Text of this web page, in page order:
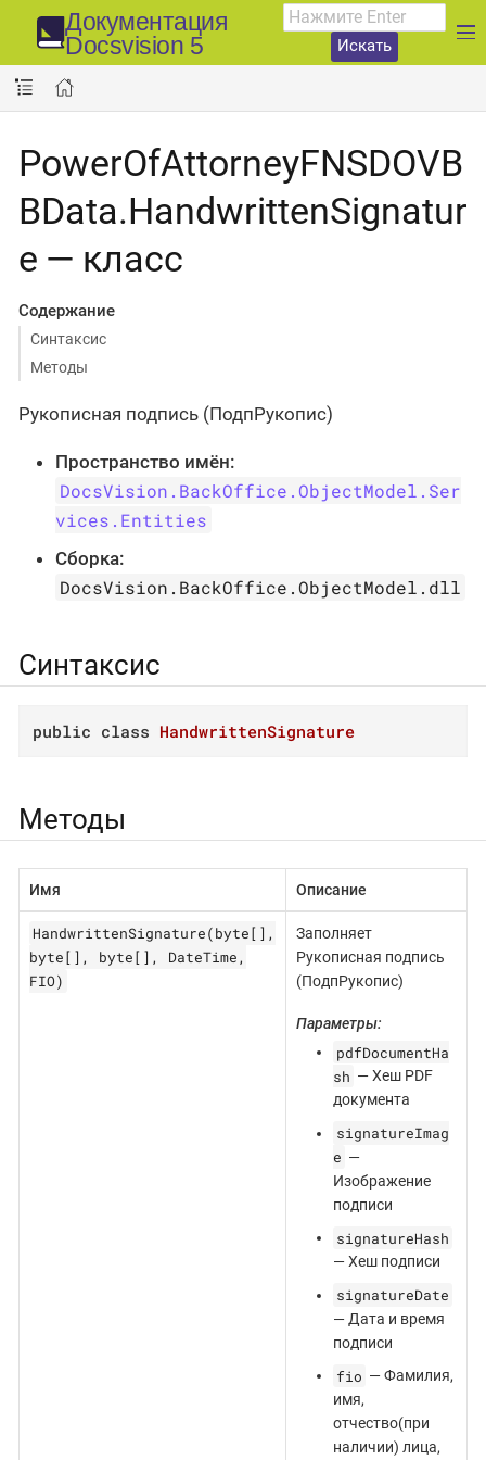
Документация
Docsvision 5
Искать
PowerOfAttorneyFNSDOVB
BData.HandwrittenSignatur
e — класс
Содержание
Синтаксис
Методы
Рукописная подпись (ПодпРукопис)
Пространство имён:
DocsVision.BackOffice.ObjectModel.Ser
vices.Entities
Сборка:
DocsVision.BackOffice.ObjectModel.dll
Синтаксис
public class HandwrittenSignature
Методы
Имя Описание
HandwrittenSignature(byte[],
byte[], byte[], DateTime,
FIO)
Заполняет
Рукописная подпись
(ПодпРукопис)
Параметры:
pdfDocumentHa
sh — Хеш PDF
документа
signatureImag
e —
Изображение
подписи
signatureHash
— Хеш подписи
signatureDate
— Дата и время
подписи
fio — Фамилия,
имя,
отчество(при
наличии) лица,